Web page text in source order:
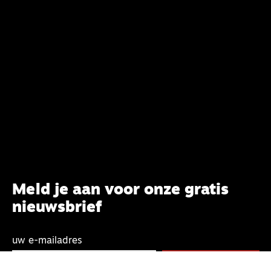
Meld je aan voor onze gratis
nieuwsbrief
uw e-mailadres